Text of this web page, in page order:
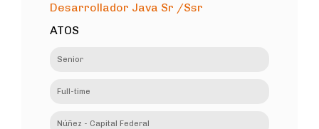
Desarrollador Java Sr /Ssr
ATOS
Senior
Full-time
Núñez - Capital Federal